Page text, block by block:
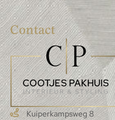
Contact
Kuiperkampsweg 8